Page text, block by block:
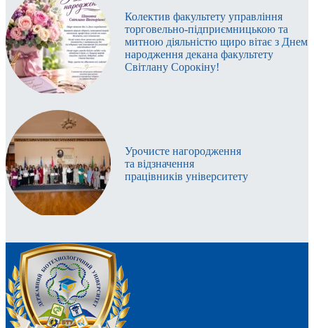
Колектив факультету управління
торговельно-підприємницькою та
митною діяльністю щиро вітає з Днем
народження декана факультету
Світлану Сорокіну!
Урочисте нагородження
та відзначення
працівників університету